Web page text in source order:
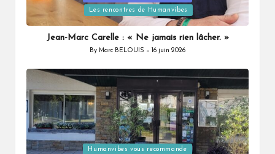
Les rencontres de Humanvibes
Jean-Marc Carelle : « Ne jamais rien lâcher. »
Posted
By Marc BELOUIS 16 juin 2026
Posted
Humanvibes vous recommande